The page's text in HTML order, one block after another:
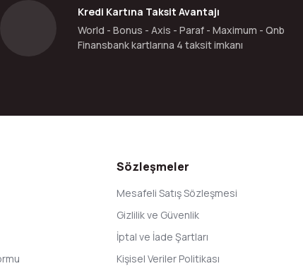
Kredi Kartına Taksit Avantajı
World - Bonus - Axis - Paraf - Maximum - Qnb
Finansbank kartlarına 4 taksit imkanı
Sözleşmeler
Mesafeli Satış Sözleşmesi
Gizlilik ve Güvenlik
İptal ve İade Şartları
Kişisel Veriler Politikası